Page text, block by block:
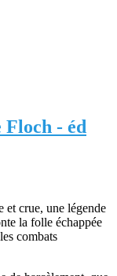
- éd
et crue, une légende
la folle échappée
combats